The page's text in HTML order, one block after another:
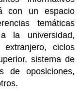
con un espacio
temáticas
la universidad,
ciclos
sistema de
de oposiciones,